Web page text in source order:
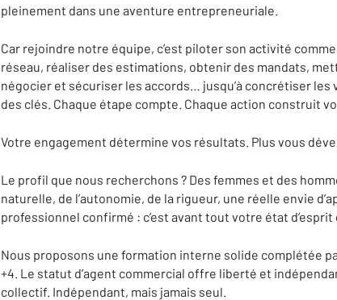
pleinement dans une aventure entrepreneuriale.
Car rejoindre notre équipe, c’est piloter son activité
réseau, réaliser des estimations, obtenir des mandats,
négocier et sécuriser les accords… jusqu’à concrétiser les
des clés. Chaque étape compte. Chaque action construit
Votre engagement détermine vos résultats. Plus vous
Le profil que nous recherchons ? Des femmes et des
naturelle, de l’autonomie, de la rigueur, une réelle envie
professionnel confirmé : c’est avant tout votre état
Nous proposons une formation interne solide complétée
+4. Le statut d’agent commercial offre liberté et
collectif. Indépendant, mais jamais seul.